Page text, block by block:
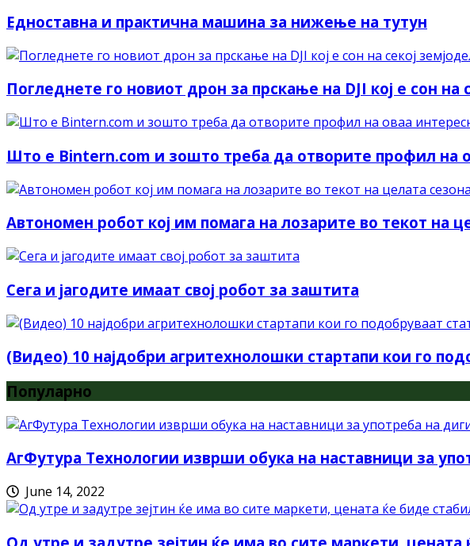
Едноставна и практична машина за нижење на тутун
Погледнете го новиот дрон за прскање на DJI кој е сон на
Што е Bintern.com и зошто треба да отворите профил на
Автономен робот кој им помага на лозарите во текот на
Сега и јагодите имаат свој робот за заштита
(Видео) 10 најдобри агритехнолошки стартапи кои го
Популарно
АгФутура Технологии изврши обука на наставници за
June 14, 2022